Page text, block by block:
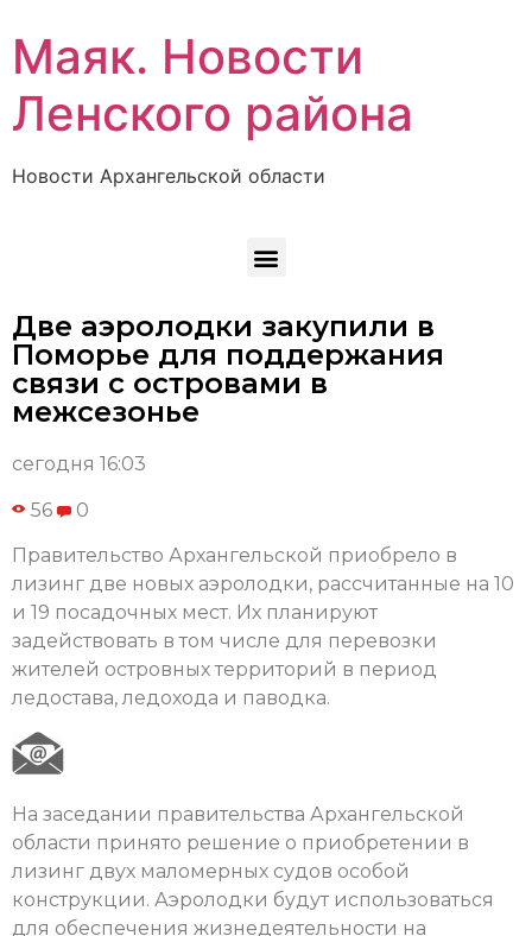
Маяк. Новости
Ленского района
Новости Архангельской области
Две аэролодки закупили в
Поморье для поддержания
связи с островами в
межсезонье
сегодня 16:03
56 0
Правительство Архангельской приобрело в
лизинг две новых аэролодки, рассчитанные на 10
и 19 посадочных мест. Их планируют
задействовать в том числе для перевозки
жителей островных территорий в период
ледостава, ледохода и паводка.
На заседании правительства Архангельской
области принято решение о приобретении в
лизинг двух маломерных судов особой
конструкции. Аэролодки будут использоваться
для обеспечения жизнедеятельности на